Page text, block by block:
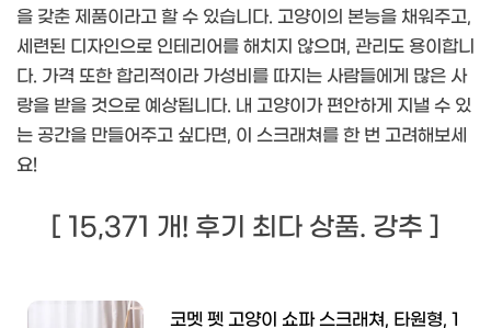
을 갖춘 제품이라고 할 수 있습니다. 고양이의 본능을 채워주고,
세련된 디자인으로 인테리어를 해치지 않으며, 관리도 용이합니
다. 가격 또한 합리적이라 가성비를 따지는 사람들에게 많은 사
랑을 받을 것으로 예상됩니다. 내 고양이가 편안하게 지낼 수 있
는 공간을 만들어주고 싶다면, 이 스크래쳐를 한 번 고려해보세
요!
[ 15,371 개! 후기 최다 상품. 강추 ]
코멧 펫 고양이 쇼파 스크래쳐, 타원형, 1